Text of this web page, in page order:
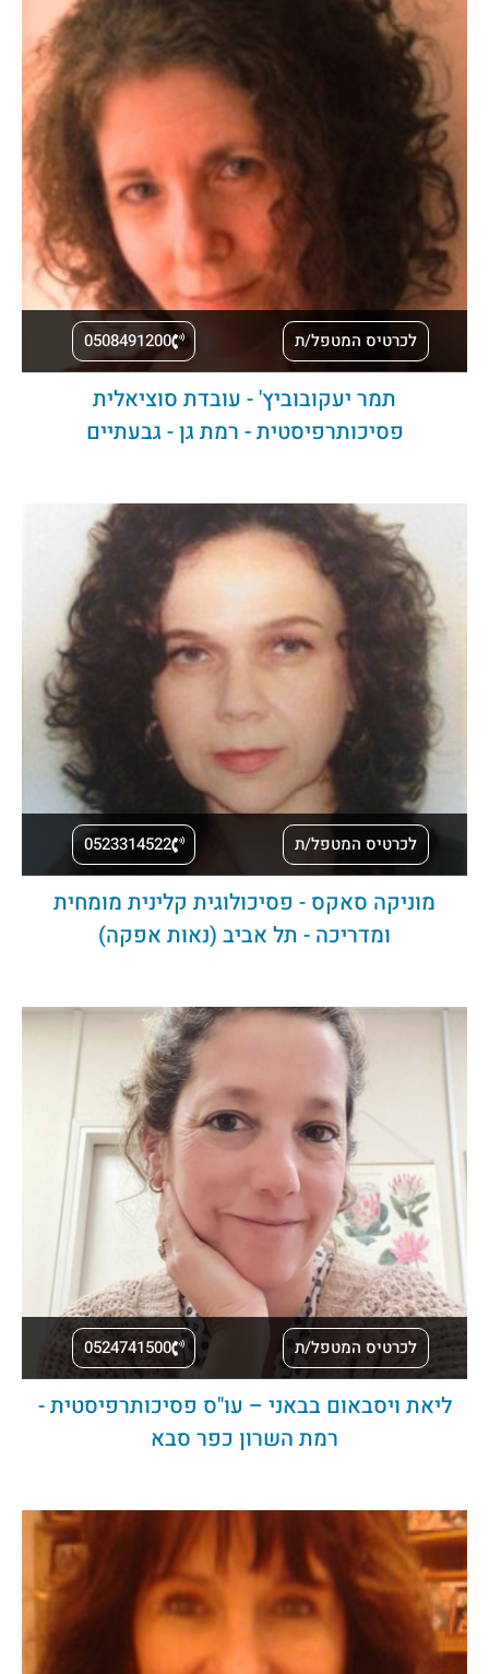
לכרטיס המטפל/ת 0508491200
תמר יעקובוביץ' - עובדת סוציאלית
פסיכותרפיסטית - רמת גן - גבעתיים
לכרטיס המטפל/ת 0523314522
מוניקה סאקס - פסיכולוגית קלינית מומחית
ומדריכה - תל אביב (נאות אפקה)
לכרטיס המטפל/ת 0524741500
ליאת ויסבאום בבאני – עו"ס פסיכותרפיסטית -
רמת השרון כפר סבא